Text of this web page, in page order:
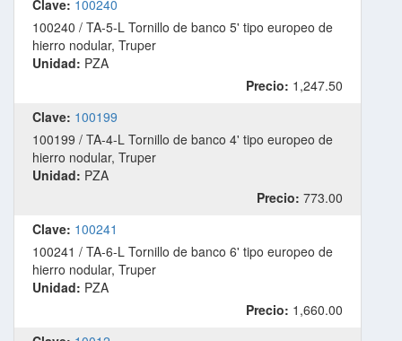
Clave: 100240
100240 / TA-5-L Tornillo de banco 5' tipo europeo de
hierro nodular, Truper
Unidad: PZA
Precio: 1,247.50
Clave: 100199
100199 / TA-4-L Tornillo de banco 4' tipo europeo de
hierro nodular, Truper
Unidad: PZA
Precio: 773.00
Clave: 100241
100241 / TA-6-L Tornillo de banco 6' tipo europeo de
hierro nodular, Truper
Unidad: PZA
Precio: 1,660.00